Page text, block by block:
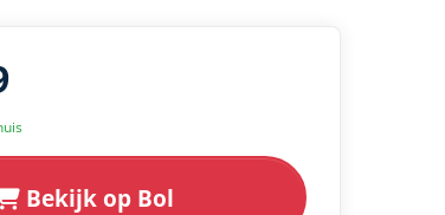
Bekijk op Bol